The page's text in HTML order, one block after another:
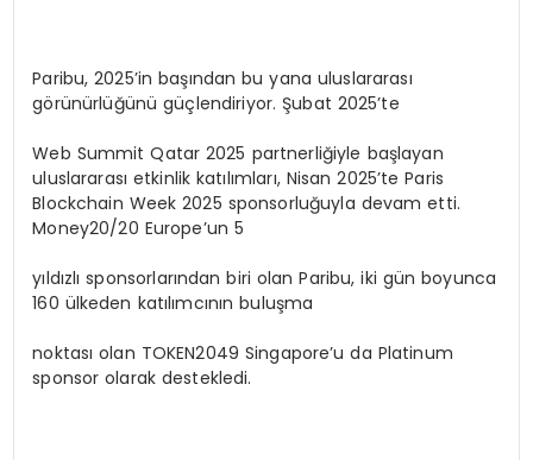
Paribu, 2025’in başından bu yana uluslararası
görünürlüğünü güçlendiriyor. Şubat 2025’te
Web Summit Qatar 2025 partnerliğiyle başlayan
uluslararası etkinlik katılımları, Nisan 2025’te Paris
Blockchain Week 2025 sponsorluğuyla devam etti.
Money20/20 Europe’un 5
yıldızlı sponsorlarından biri olan Paribu, iki gün boyunca
160 ülkeden katılımcının buluşma
noktası olan TOKEN2049 Singapore’u da Platinum
sponsor olarak destekledi.